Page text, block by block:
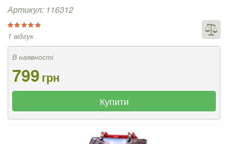
Артикул: 116312
1 відгук
В наявності
799грн
Купити